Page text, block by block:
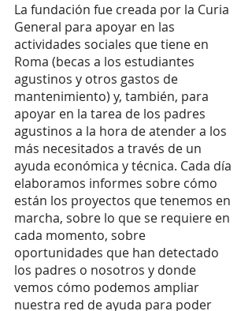
La fundación fue creada por la Curia
General para apoyar en las
actividades sociales que tiene en
Roma (becas a los estudiantes
agustinos y otros gastos de
mantenimiento) y, también, para
apoyar en la tarea de los padres
agustinos a la hora de atender a los
más necesitados a través de un
ayuda económica y técnica. Cada día
elaboramos informes sobre cómo
están los proyectos que tenemos en
marcha, sobre lo que se requiere en
cada momento, sobre
oportunidades que han detectado
los padres o nosotros y donde
vemos cómo podemos ampliar
nuestra red de ayuda para poder